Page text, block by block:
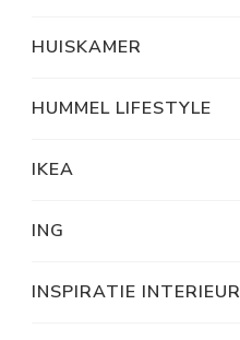
HUISKAMER
HUMMEL LIFESTYLE
IKEA
ING
INSPIRATIE INTERIEUR